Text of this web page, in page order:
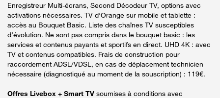
Enregistreur Multi-écrans, Second Décodeur TV, options avec
activations nécessaires. TV d’Orange sur mobile et tablette :
accès au Bouquet Basic. Liste des chaînes TV susceptibles
d’évolution. Ne sont pas compris dans le bouquet basic : les
services et contenus payants et sportifs en direct. UHD 4K : avec
TV et contenus compatibles. Frais de construction pour
raccordement ADSL/VDSL, en cas de déplacement technicien
nécessaire (diagnostiqué au moment de la souscription) : 119€.
Offres Livebox + Smart TV soumises à conditions avec